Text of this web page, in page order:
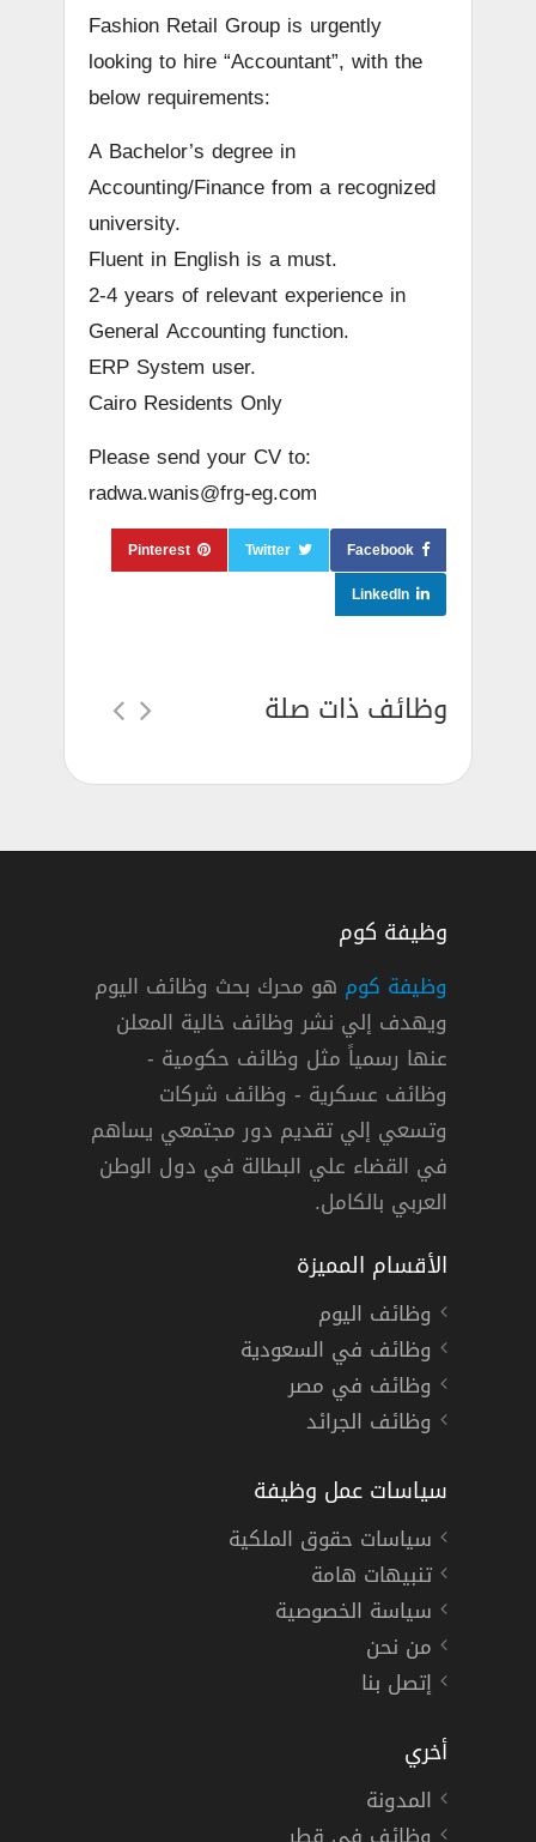
Fashion Retail Group is urgently
looking to hire “Accountant”, with the
below requirements:
A Bachelor’s degree in
Accounting/Finance from a recognized
university.
Fluent in English is a must.
2-4 years of relevant experience in
General Accounting function.
ERP System user.
Cairo Residents Only
Please send your CV to:
radwa.wanis@frg-eg.com
Facebook
Twitter
Pinterest
LinkedIn
وظائف ذات صلة
الإسلامية في مصر لعدة تخصصات
دوام كامل
وظيفة كوم
وظيفة كوم هو محرك بحث وظائف اليوم
ويهدف إلي نشر وظائف خالية المعلن
عنها رسمياً مثل وظائف حكومية -
وظائف عسكرية - وظائف شركات
وتسعي إلي تقديم دور مجتمعي يساهم
في القضاء علي البطالة في دول الوطن
العربي بالكامل.
الأقسام المميزة
وظائف اليوم
وظائف في السعودية
وظائف في مصر
وظائف الجرائد
سياسات عمل وظيفة
سياسات حقوق الملكية
تنبيهات هامة
سياسة الخصوصية
من نحن
إتصل بنا
أخري
المدونة